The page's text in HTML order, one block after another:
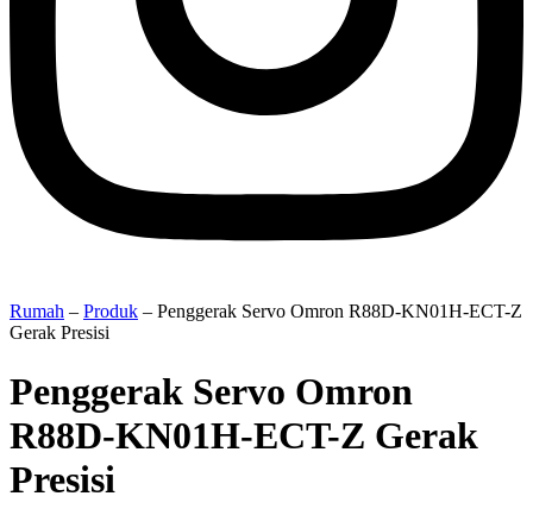
Rumah – Produk – Penggerak Servo Omron R88D-KN01H-ECT-Z
Gerak Presisi
Penggerak Servo Omron
R88D-KN01H-ECT-Z Gerak
Presisi